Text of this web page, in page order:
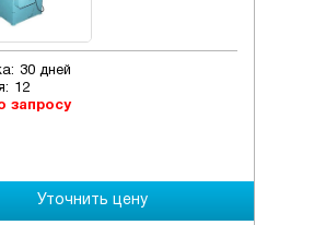
30 дней
12
запросу